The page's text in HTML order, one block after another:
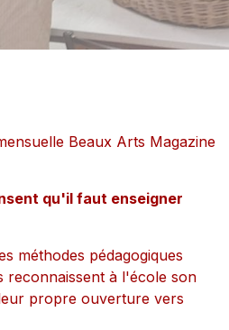
Beaux Arts Magazine
qu'il faut enseigner
méthodes pédagogiques
reconnaissent à l'école son
propre ouverture vers